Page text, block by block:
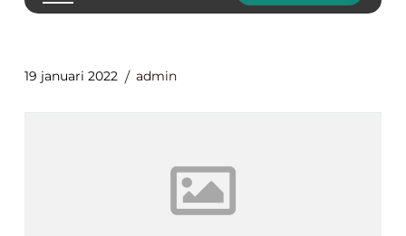
19 januari 2022 admin